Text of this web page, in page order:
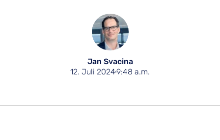
Jan Svacina
12. Juli 20249:48 a.m.